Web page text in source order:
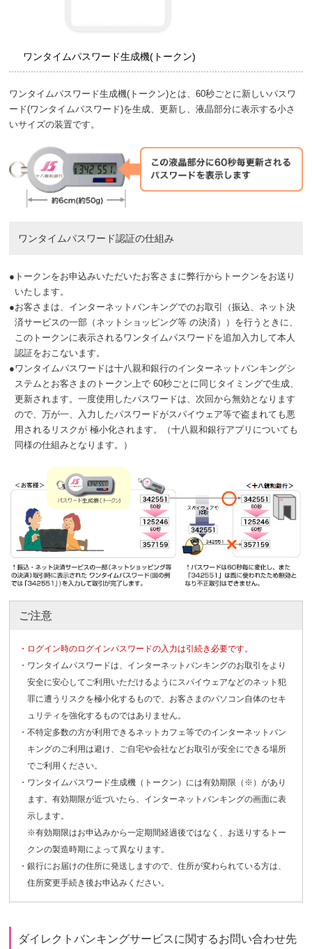
ワンタイムパスワード生成機(トークン)
ワンタイムパスワード生成機(トークン)とは、60秒ごとに新しいパスワ
ード(ワンタイムパスワード)を生成、更新し、液晶部分に表示する小さ
いサイズの装置です。
ワンタイムパスワード認証の仕組み
● トークンをお申込みいただいたお客さまに弊行からトークンをお送り
いたします。
●お客さまは、インターネットバンキングでのお取引（振込、ネット決
済サービスの一部（ネットショッピング等 の決済））を行うときに、
このトークンに表示されるワンタイムパスワードを追加入力して本人
認証をおこないます。
●ワンタイムパスワードは十八親和銀行のインターネットバンキングシ
ステムとお客さまのトークン上で 60秒ごとに同じタイミングで生成、
更新されます。一度使用したパスワードは、次回から無効となります
ので、万が一、入力したパスワードがスパイウェア等で盗まれても悪
用されるリスクが 極小化されます。（十八親和銀行アプリについても
同様の仕組みとなります。）
ご注意
・ログイン時のログインパスワードの入力は引続き必要です。
・ワンタイムパスワードは、インターネットバンキングのお取引をより
安全に安心してご利用いただけるようにスパイウェアなどのネット犯
罪に遭うリスクを極小化するもので、お客さまのパソコン自体のセキ
ュリティを強化するものではありません。
・不特定多数の方が利用できるネットカフェ等でのインターネットバン
キングのご利用は避け、ご自宅や会社などお取引が安全にできる場所
でご利用ください。
・ワンタイムパスワード生成機（トークン）には有効期限（※）があり
ます。有効期限が近づいたら、インターネットバンキングの画面に表
示します。
※有効期限はお申込みから一定期間経過後ではなく、お送りするトー
クンの製造時期によって異なります。
・銀行にお届けの住所に発送しますので、住所が変わられている方は、
住所変更手続き後お申込みください。
ダイレクトバンキングサービスに関するお問い合わせ先